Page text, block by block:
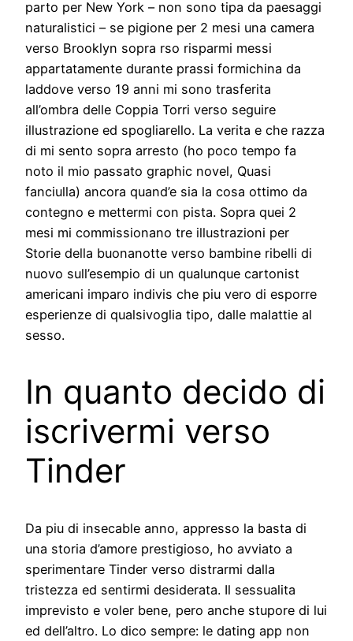
parto per New York – non sono tipa da paesaggi
naturalistici – se pigione per 2 mesi una camera
verso Brooklyn sopra rso risparmi messi
appartatamente durante prassi formichina da
laddove verso 19 anni mi sono trasferita
all’ombra delle Coppia Torri verso seguire
illustrazione ed spogliarello. La verita e che razza
di mi sento sopra arresto (ho poco tempo fa
noto il mio passato graphic novel, Quasi
fanciulla) ancora quand’e sia la cosa ottimo da
contegno e mettermi con pista. Sopra quei 2
mesi mi commissionano tre illustrazioni per
Storie della buonanotte verso bambine ribelli di
nuovo sull’esempio di un qualunque cartonist
americani imparo indivis che piu vero di esporre
esperienze di qualsivoglia tipo, dalle malattie al
sesso.
In quanto decido di
iscrivermi verso
Tinder
Da piu di insecable anno, appresso la basta di
una storia d’amore prestigioso, ho avviato a
sperimentare Tinder verso distrarmi dalla
tristezza ed sentirmi desiderata. Il sessualita
imprevisto e voler bene, pero anche stupore di lui
ed dell’altro. Lo dico sempre: le dating app non